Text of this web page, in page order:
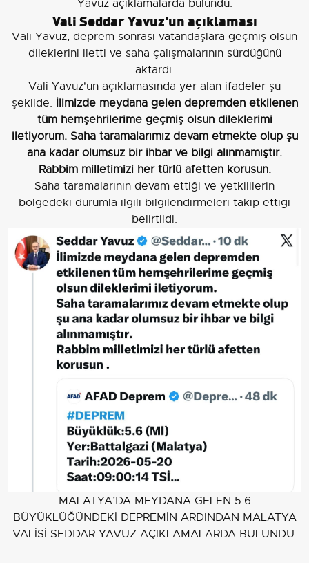
Yavuz açıklamalarda bulundu.
Vali Seddar Yavuz'un açıklaması
Vali Yavuz, deprem sonrası vatandaşlara geçmiş olsun
dileklerini iletti ve saha çalışmalarının sürdüğünü
aktardı.
Vali Yavuz'un açıklamasında yer alan ifadeler şu
şekilde: İlimizde meydana gelen depremden etkilenen
tüm hemşehrilerime geçmiş olsun dileklerimi
iletiyorum. Saha taramalarımız devam etmekte olup şu
ana kadar olumsuz bir ihbar ve bilgi alınmamıştır.
Rabbim milletimizi her türlü afetten korusun.
Saha taramalarının devam ettiği ve yetkililerin
bölgedeki durumla ilgili bilgilendirmeleri takip ettiği
belirtildi.
MALATYA’DA MEYDANA GELEN 5.6
BÜYÜKLÜĞÜNDEKİ DEPREMİN ARDINDAN MALATYA
VALİSİ SEDDAR YAVUZ AÇIKLAMALARDA BULUNDU.